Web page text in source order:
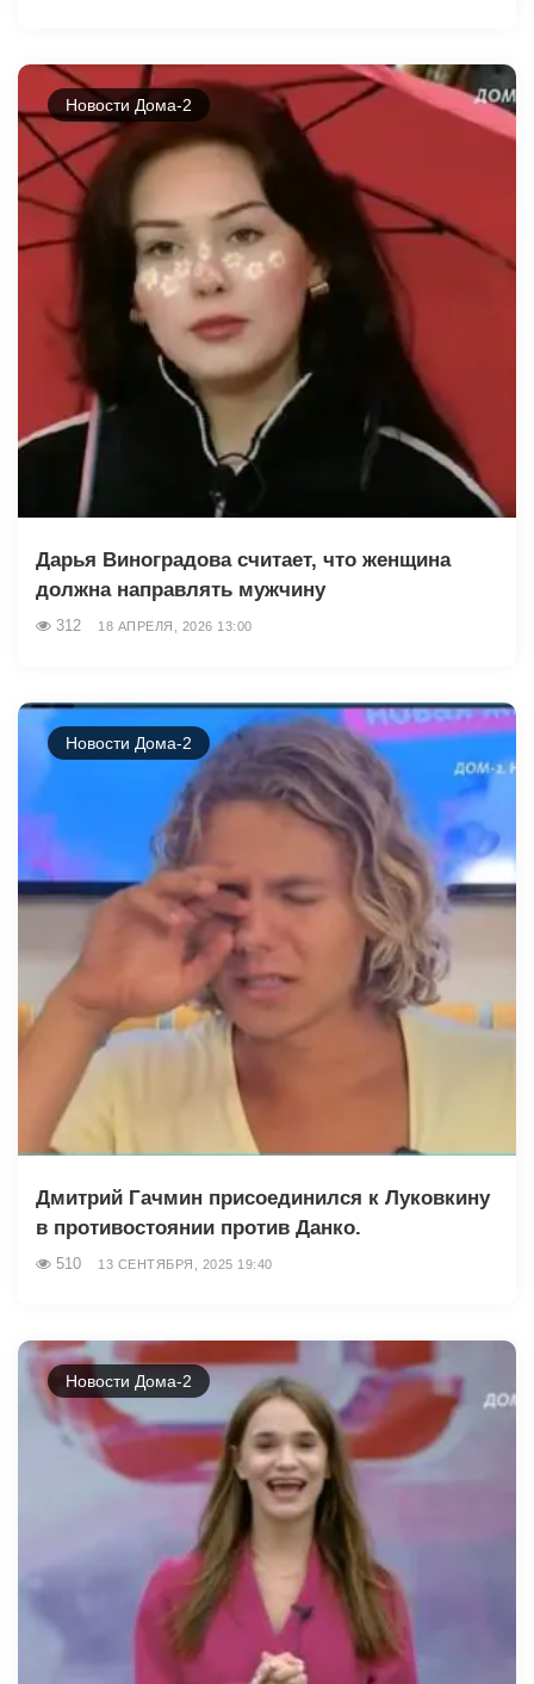
Новости Дома-2
Дарья Виноградова считает, что женщина
должна направлять мужчину
312 18 АПРЕЛЯ, 2026 13:00
Новости Дома-2
Дмитрий Гачмин присоединился к Луковкину
в противостоянии против Данко.
510 13 СЕНТЯБРЯ, 2025 19:40
Новости Дома-2